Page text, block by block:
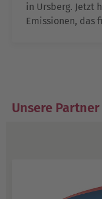
in Ursberg. Jetzt
Emissionen, das
Unsere Partner